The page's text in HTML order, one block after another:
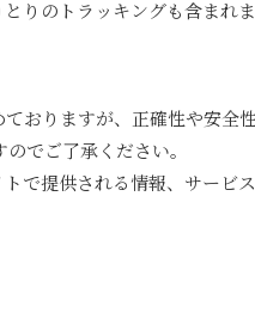
りのトラッキングも含まれま
おりますが、正確性や安全
でご了承ください。
で提供される情報、サービ